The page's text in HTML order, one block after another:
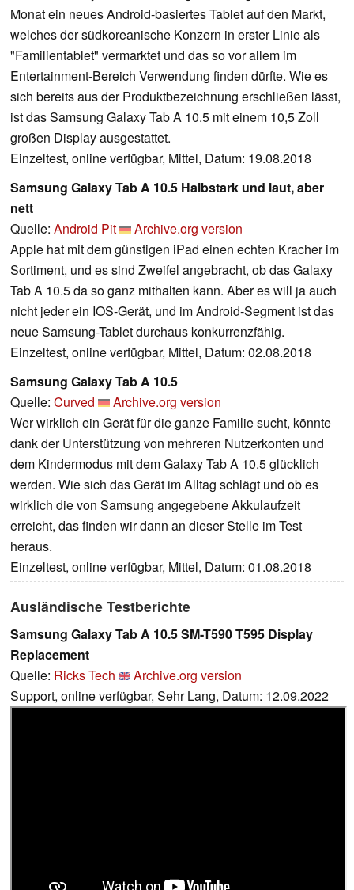
Monat ein neues Android-basiertes Tablet auf den Markt,
welches der südkoreanische Konzern in erster Linie als
"Familientablet" vermarktet und das so vor allem im
Entertainment-Bereich Verwendung finden dürfte. Wie es
sich bereits aus der Produktbezeichnung erschließen lässt,
ist das Samsung Galaxy Tab A 10.5 mit einem 10,5 Zoll
großen Display ausgestattet.
Einzeltest, online verfügbar, Mittel, Datum: 19.08.2018
Samsung Galaxy Tab A 10.5 Halbstark und laut, aber
nett
Quelle: Android Pit
Archive.org version
Apple hat mit dem günstigen iPad einen echten Kracher im
Sortiment, und es sind Zweifel angebracht, ob das Galaxy
Tab A 10.5 da so ganz mithalten kann. Aber es will ja auch
nicht jeder ein IOS-Gerät, und im Android-Segment ist das
neue Samsung-Tablet durchaus konkurrenzfähig.
Einzeltest, online verfügbar, Mittel, Datum: 02.08.2018
Samsung Galaxy Tab A 10.5
Quelle: Curved
Archive.org version
Wer wirklich ein Gerät für die ganze Familie sucht, könnte
dank der Unterstützung von mehreren Nutzerkonten und
dem Kindermodus mit dem Galaxy Tab A 10.5 glücklich
werden. Wie sich das Gerät im Alltag schlägt und ob es
wirklich die von Samsung angegebene Akkulaufzeit
erreicht, das finden wir dann an dieser Stelle im Test
heraus.
Einzeltest, online verfügbar, Mittel, Datum: 01.08.2018
Ausländische Testberichte
Samsung Galaxy Tab A 10.5 SM-T590 T595 Display
Replacement
Quelle: Ricks Tech
Archive.org version
Support, online verfügbar, Sehr Lang, Datum: 12.09.2022